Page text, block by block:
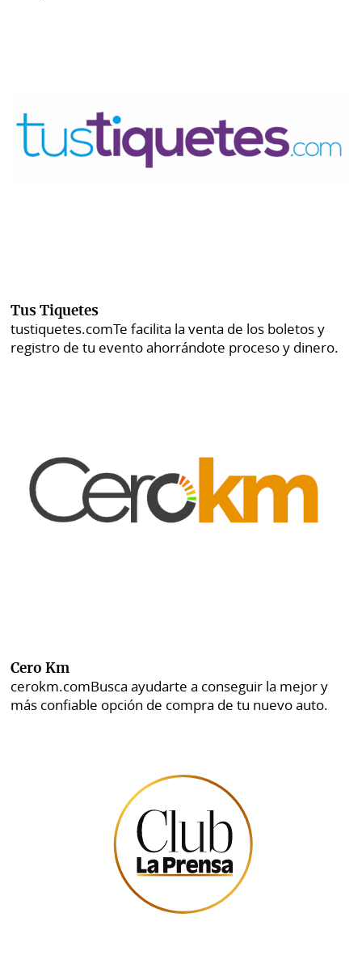
Tus Tiquetes
tustiquetes.comTe facilita la venta de los boletos y
registro de tu evento ahorrándote proceso y dinero.
Cero Km
cerokm.comBusca ayudarte a conseguir la mejor y
más confiable opción de compra de tu nuevo auto.